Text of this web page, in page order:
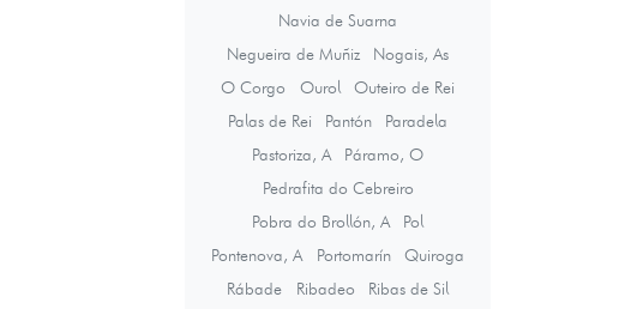
Navia de Suarna
Negueira de Muñiz
Nogais, As
O Corgo
Ourol
Outeiro de Rei
Palas de Rei
Pantón
Paradela
Pastoriza, A
Páramo, O
Pedrafita do Cebreiro
Pobra do Brollón, A
Pol
Pontenova, A
Portomarín
Quiroga
Rábade
Ribadeo
Ribas de Sil